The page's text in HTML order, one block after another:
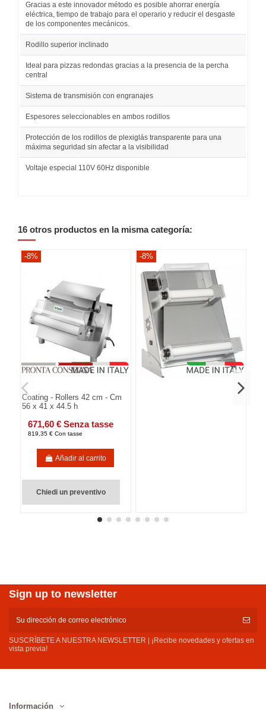
Gracias a este innovador método es posible ahorrar energía
eléctrica, tiempo de trabajo para el operario y reducir el desgaste
de los componentes mecánicos.
Rodillo superior inclinado
Ideal para pizzas redondas gracias a la presencia de la percha
central
Sistema de transmisión con engranajes
Espesores seleccionables en ambos rodillos
Protección de los rodillos de plexiglás transparente para una
máxima seguridad sin afectar a la visibilidad
Voltaje especial 110V 60Hz disponible
16 otros productos en la misma categoría:
-8%
Coating - Rollers 42 cm - Cm
56 x 41 x 44.5 h
671,60 € Senza tasse
819,35 € Con tasse
Añadir al carrito
Chiedi un preventivo
-8%
Sign up to newsletter
SUSCRÍBETE A NUESTRA NEWSLETTER | ¡Recibe novedades y ofertas en
vista previa!
Información